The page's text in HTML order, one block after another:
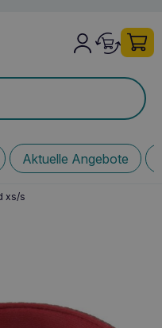
Aktuelle Angebote
xs/s